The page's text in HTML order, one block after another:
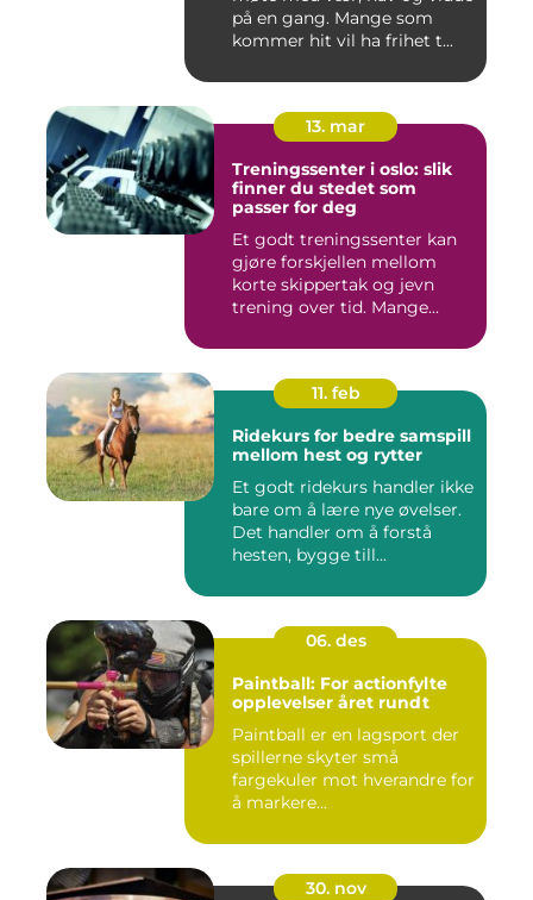
på en gang. Mange som
kommer hit vil ha frihet t...
13. mar
Treningssenter i oslo: slik
finner du stedet som
passer for deg
Et godt treningssenter kan
gjøre forskjellen mellom
korte skippertak og jevn
trening over tid. Mange...
11. feb
Ridekurs for bedre samspill
mellom hest og rytter
Et godt ridekurs handler ikke
bare om å lære nye øvelser.
Det handler om å forstå
hesten, bygge till...
06. des
Paintball: For actionfylte
opplevelser året rundt
Paintball er en lagsport der
spillerne skyter små
fargekuler mot hverandre for
å markere...
30. nov